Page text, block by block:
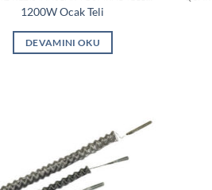
1200W Ocak Teli
DEVAMINI OKU